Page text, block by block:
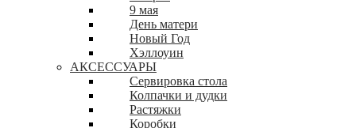
9 мая
День матери
Новый Год
Хэллоуин
АКСЕССУАРЫ
Сервировка стола
Колпачки и дудки
Растяжки
Коробки